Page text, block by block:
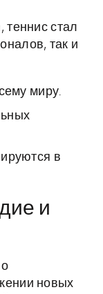
теннис стал
так и
миру.
в
и
новых